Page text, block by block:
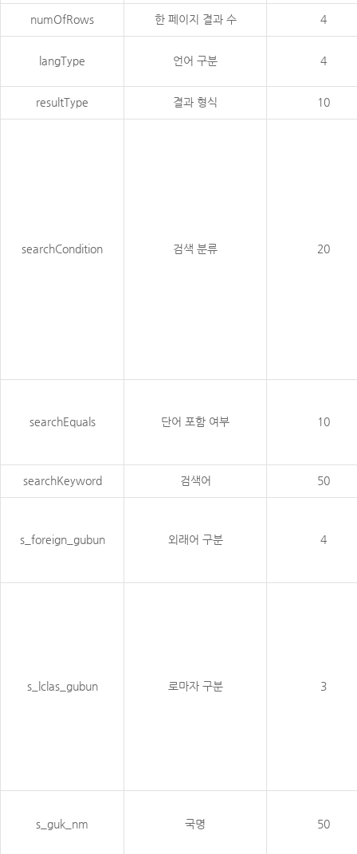
numOfRows 한 페이지 결과 수 4
langType 언어 구분 4
resultType 결과 형식 10
searchCondition 검색 분류 20
searchEquals 단어 포함 여부 10
searchKeyword 검색어 50
s_foreign_gubun 외래어 구분 4
s_lclas_gubun 로마자 구분 3
s_guk_nm 국명 50